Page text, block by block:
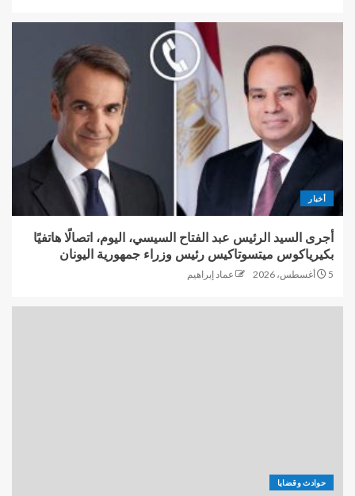
أخبار
أجرى السيد الرئيس عبد الفتاح السيسي، اليوم، اتصالًا هاتفيًا
بكيرياكوس ميتسوتاكيس رئيس وزراء جمهورية اليونان
5 أغسطس، 2026 عماد إبراهيم
حوادث وقضايا